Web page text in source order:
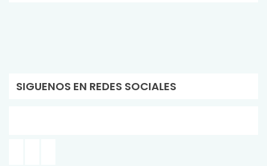
SIGUENOS EN REDES SOCIALES